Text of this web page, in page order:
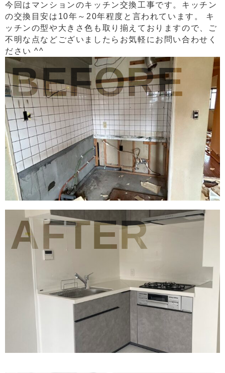
BEFORE
今回はマンションのキッチン交換工事です。キッチン
の交換目安は10年～20年程度と言われています。 キ
ッチンの型や大きさ色も取り揃えておりますので、ご
不明な点などございましたらお気軽にお問い合わせく
ださい ^^
AFTER